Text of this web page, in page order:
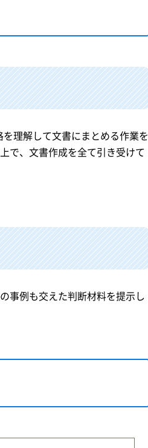
理解して文書にまとめる作業を
で、文書作成を全て引き受けて
事例も交えた判断材料を提示し